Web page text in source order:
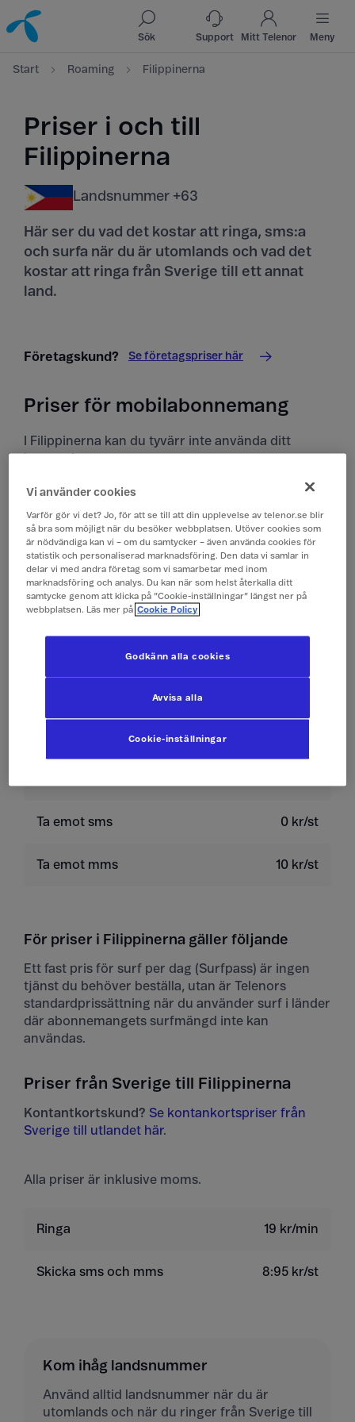
Till innehåll
Till sök
Sök Support Mitt Telenor Meny
Start Roaming Filippinerna
Priser i och till
Filippinerna
Landsnummer +63
Här ser du vad det kostar att ringa, sms:a
och surfa när du är utomlands och vad det
kostar att ringa från Sverige till ett annat
land.
Företagskund? Se företagspriser här
Priser för mobilabonnemang
I Filippinerna kan du tyvärr inte använda ditt
kontantkort.
Priser i Filippinerna
Alla priser är inklusive moms.
Surfa
149 kr/dygn (0,1 GB)
(Surfpass)
Ringa och ta emot
19 kr/min
Ta emot sms 0 kr/st
Ta emot mms 10 kr/st
För priser i Filippinerna gäller följande
Ett fast pris för surf per dag (Surfpass) är ingen
tjänst du behöver beställa, utan är Telenors
standardprissättning när du använder surf i länder
där abonnemangets surfmängd inte kan
användas.
Priser från Sverige till Filippinerna
Kontantkortskund? Se kontankortspriser från
Sverige till utlandet här.
Alla priser är inklusive moms.
Ringa 19 kr/min
Skicka sms och mms 8:95 kr/st
Kom ihåg landsnummer
Använd alltid landsnummer när du är
utomlands och när du ringer från Sverige till
Vi använder cookies
Varför gör vi det? Jo, för att se till att din upplevelse av telenor.se blir
så bra som möjligt när du besöker webbplatsen. Utöver cookies som
är nödvändiga kan vi – om du samtycker – även använda cookies för
statistik och personaliserad marknadsföring. Den data vi samlar in
delar vi med andra företag som vi samarbetar med inom
marknadsföring och analys. Du kan när som helst återkalla ditt
samtycke genom att klicka på ”Cookie-inställningar” längst ner på
webbplatsen. Läs mer på Cookie Policy
Cookie-inställningar
Avvisa alla
Godkänn alla cookies